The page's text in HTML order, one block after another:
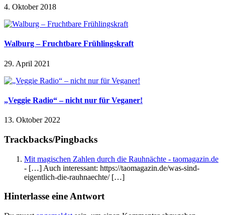
4. Oktober 2018
Walburg – Fruchtbare Frühlingskraft
29. April 2021
„Veggie Radio“ – nicht nur für Veganer!
13. Oktober 2022
Trackbacks/Pingbacks
Mit magischen Zahlen durch die Rauhnächte - taomagazin.de
- […] Auch interessant: https://taomagazin.de/was-sind-
eigentlich-die-rauhnaechte/ […]
Hinterlasse eine Antwort